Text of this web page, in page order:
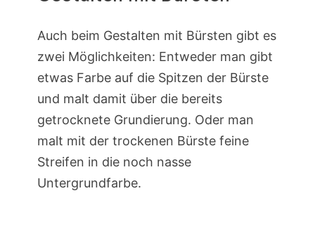
Auch beim Gestalten mit Bürsten gibt es
zwei Möglichkeiten: Entweder man gibt
etwas Farbe auf die Spitzen der Bürste
und malt damit über die bereits
getrocknete Grundierung. Oder man
malt mit der trockenen Bürste feine
Streifen in die noch nasse
Untergrundfarbe.